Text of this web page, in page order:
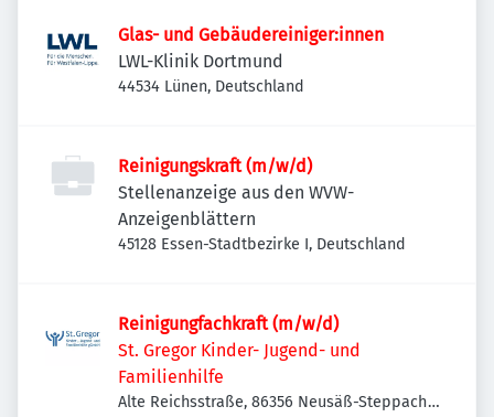
Glas- und Gebäudereiniger:innen
LWL-Klinik Dortmund
44534 Lünen, Deutschland
Reinigungskraft (m/w/d)
Stellenanzeige aus den WVW-
Anzeigenblättern
45128 Essen-Stadtbezirke I, Deutschland
Reinigungfachkraft (m/w/d)
St. Gregor Kinder- Jugend- und
Familienhilfe
Alte Reichsstraße, 86356 Neusäß-Steppach